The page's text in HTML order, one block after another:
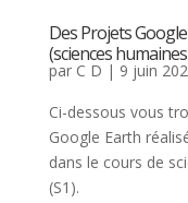
Des Projets
(sciences
par C D | 9 juin
Ci-dessous vous
Google Earth
dans le cours de
(S1).